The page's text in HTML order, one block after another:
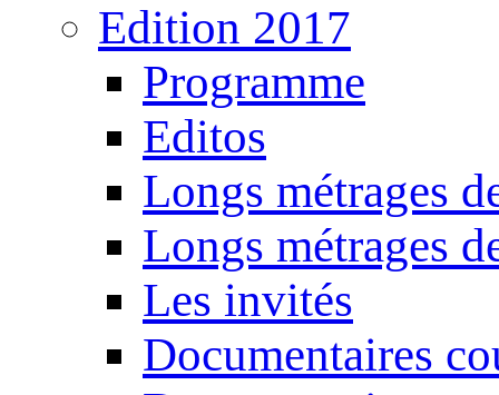
Edition 2017
Programme
Editos
Longs métrages
Longs métrages
Les invités
Documentaires